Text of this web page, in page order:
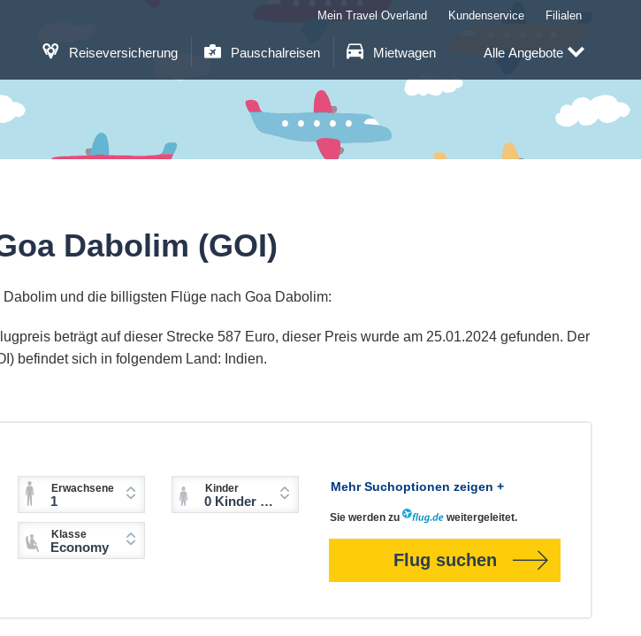
Reiseversicherung Pauschalreisen Mietwagen
Mein Travel Overland Kundenservice Filialen
Alle Angebote
Dabolim (GOI)
und die billigsten Flüge nach Goa Dabolim:
beträgt auf dieser Strecke 587 Euro, dieser Preis wurde am 25.01.2024 gefunden. Der
befindet sich in folgendem Land: Indien.
Erwachsene
1
Kinder
0 Kinder (2-11 Jahre)
Klasse
Economy
Mehr Suchoptionen zeigen +
Sie werden zu weitergeleitet.
Flug suchen